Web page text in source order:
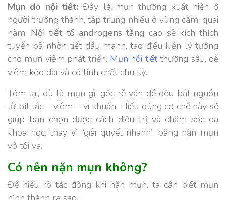
Mụn do nội tiết: Đây là mụn thường xuất hiện ở
người trưởng thành, tập trung nhiều ở vùng cằm, quai
hàm. Nội tiết tố androgens tăng cao sẽ kích thích
tuyến bã nhờn tiết dầu mạnh, tạo điều kiện lý tưởng
cho mụn viêm phát triển. Mụn nội tiếtthường sâu, dễ
viêm kéo dài và có tính chất chu kỳ.
Tóm lại, dù là mụn gì, gốc rễ vấn đề đều bắt nguồn
từ bít tắc – viêm – vi khuẩn. Hiểu đúng cơ chế này sẽ
giúp bạn chọn được cách điều trị và chăm sóc da
khoa học, thay vì “giải quyết nhanh” bằng nặn mụn
vô tội vạ.
Có nên nặn mụn không?
Để hiểu rõ tác động khi nặn mụn, ta cần biết mụn